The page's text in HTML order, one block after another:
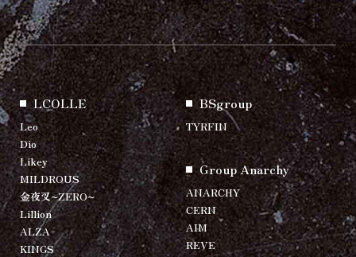
LCOLLE
Leo
Dio
Likey
MILDROUS
金夜叉~ZERO~
Lillion
ALZA
KINGS
BSgroup
TYRFIN
Group Anarchy
ANARCHY
CERN
AIM
REVE